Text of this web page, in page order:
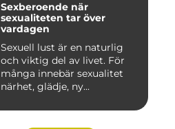
Sexberoende när
sexualiteten tar över
vardagen
Sexuell lust är en naturlig
och viktig del av livet. För
många innebär sexualitet
närhet, glädje, ny...